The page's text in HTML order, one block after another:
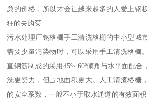
廉的价格，所以才会让越来越多的人爱上钢
狂的去购买
污水处理厂钢格栅手工清洗格栅的中小型城
需要少量污染物时，可以采用手工清洗格栅
直钢筋制成的采用45º~ 60º倾角与水平面配
洗更费力，但占地面积更大。人工清渣格栅
的安全系数，一般不小于取水通道的有效面